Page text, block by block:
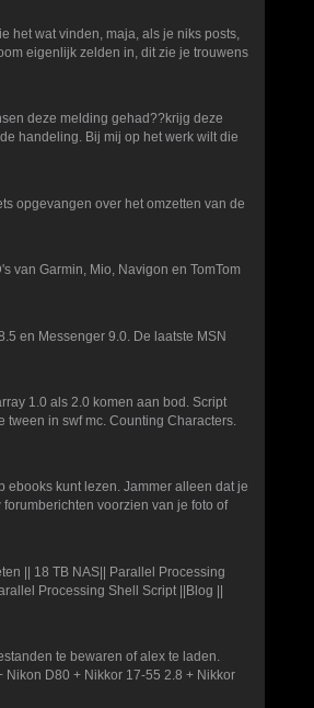
het wat vinden, maja, als je niks posts,
eigenlijk zelden in, dit zie je trouwens
deze melding gehad??krijg deze
handeling. Bij mij op het werk wilt die
opgevangen over het omzetten van de
van Garmin, Mio, Navigon en TomTom
en Messenger 9.0. De laatste MSN
1.0 als 2.0 komen aan bod. Script
tween in swf mc. Counting Characters.
ebooks kunt lezen. Jammer alleen dat je
voorzien van je foto of
|| 18 TB NAS|| Parallel Processing
Processing Shell Script ||Blog ||
te bewaren of alex te laden.
Nikon D80 + Nikkor 17-55 2.8 + Nikkor